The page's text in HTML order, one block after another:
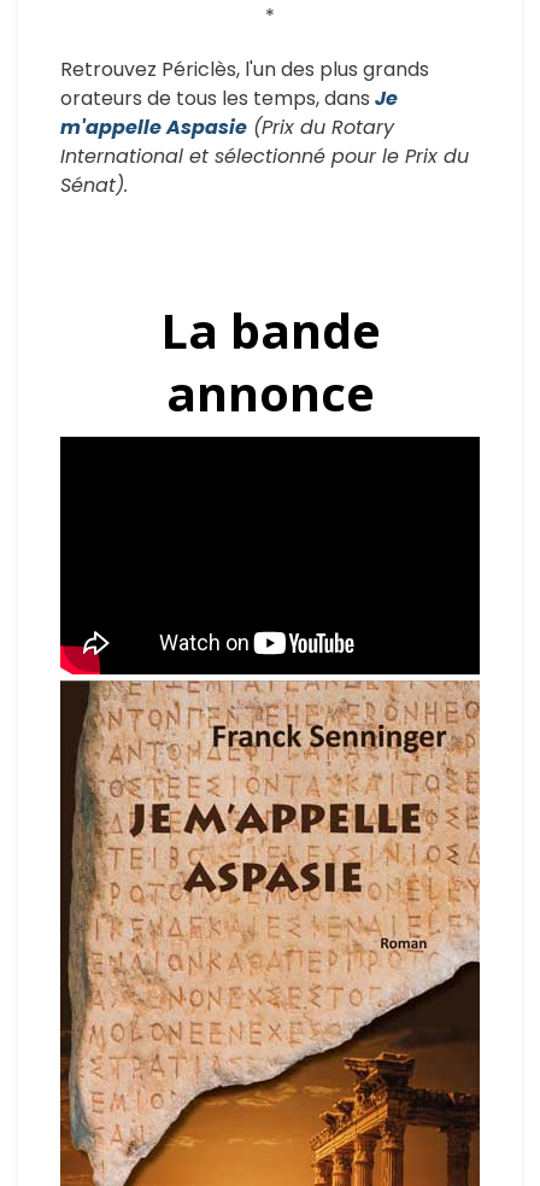
*
Retrouvez Périclès, l'un des plus grands
orateurs de tous les temps, dans Je
m'appelle Aspasie (Prix du Rotary
International et sélectionné pour le Prix du
Sénat).
La bande
annonce